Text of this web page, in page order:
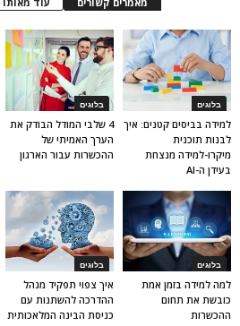
בלוגים
4 שלבי המודל הבודק את
הערך האמיתי של
ההכשרות עבור הארגון
בלוגים
למידה בביסים קטנים: איך
לבנות תוכנית
מיקרו-למידה מנצחת
בעידן ה-AI
בלוגים
איך צפוי תפקיד מנהל
ההדרכה להשתנות עם
כניסת הבינה המלאכותית
בלוגים
למה למידה בזמן אמת
כובשת את תחום
ההכשרות